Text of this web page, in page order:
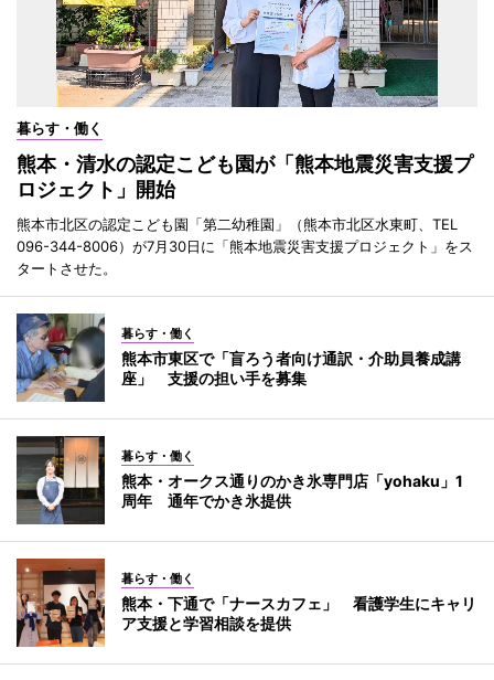
暮らす・働く
熊本・清水の認定こども園が「熊本地震災害支援プ
ロジェクト」開始
熊本市北区の認定こども園「第二幼稚園」（熊本市北区水東町、TEL
096-344-8006）が7月30日に「熊本地震災害支援プロジェクト」をス
タートさせた。
暮らす・働く
熊本市東区で「盲ろう者向け通訳・介助員養成講
座」 支援の担い手を募集
暮らす・働く
熊本・オークス通りのかき氷専門店「yohaku」1
周年 通年でかき氷提供
暮らす・働く
熊本・下通で「ナースカフェ」 看護学生にキャリ
ア支援と学習相談を提供